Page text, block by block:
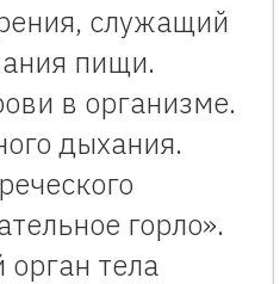
служащий
пищи.
в организме.
дыхания.
горло».
тела